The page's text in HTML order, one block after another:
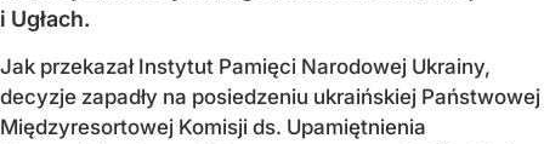
i Ugłach.
Jak przekazał Instytut Pamięci Narodowej Ukrainy,
decyzje zapadły na posiedzeniu ukraińskiej Państwowej
Międzyresortowej Komisji ds. Upamiętnienia